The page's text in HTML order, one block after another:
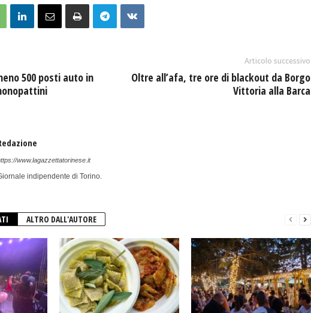
500 posti auto in
Articolo successivo
Oltre all’afa, tre ore di blackout da Borgo
Vittoria alla Barca
www.lagazzettatorinese.it
indipendente di Torino.
ALTRO DALL'AUTORE